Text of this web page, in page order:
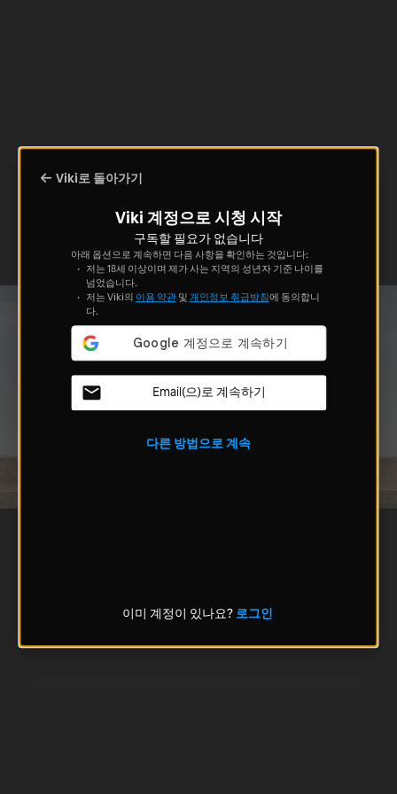
Viki로 돌아가기
Viki 계정으로 시청 시작
구독할 필요가 없습니다
아래 옵션으로 계속하면 다음 사항을 확인하는 것입니다:
저는 18세 이상이며 제가 사는 지역의 성년자 기준 나이를
넘었습니다.
저는 Viki의 이용 약관및 개인정보 취급방침에 동의합니
다.
Email(으)로 계속하기
다른 방법으로 계속
이미 계정이 있나요? 로그인